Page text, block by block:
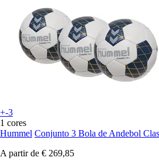
+-3
1 cores
Hummel Conjunto 3 Bola de Andebol
A partir de € 269,85